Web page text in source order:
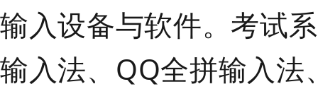
输入设备与软件。考试
输入法、QQ全拼输入